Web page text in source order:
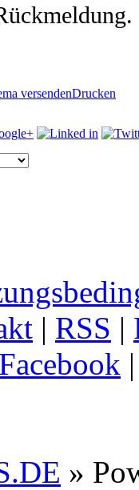
versendenDrucken
| RSS |
Facebook
»